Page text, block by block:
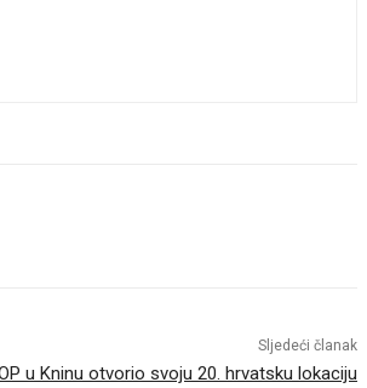
Sljedeći članak
u Kninu otvorio svoju 20. hrvatsku lokaciju